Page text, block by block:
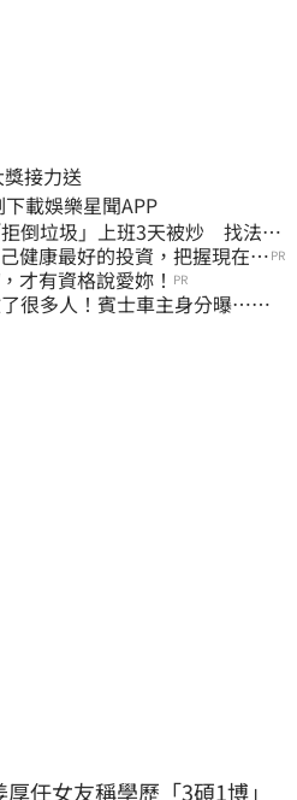
接力送
明星動態 即刻下載娛樂星聞APP
倒垃圾」上班3天被炒 找法院
健康最好的投資，把握現在不 PR
才有資格說愛妳！ PR
很多人！賓士車主身分曝…他
厚任女友稱學歷「3碩1博」